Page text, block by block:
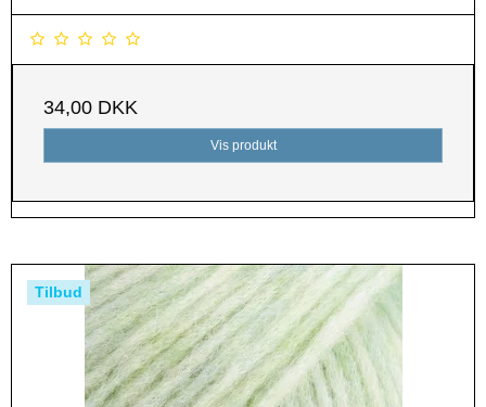
34,00 DKK
Vis produkt
Tilbud